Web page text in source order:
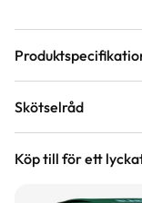
Krukstorlek
Skötselråd
Läge Sol till
Odlingszon 1 - 4
Köp till för ett